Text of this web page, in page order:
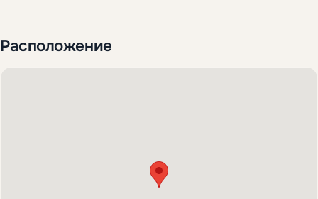
Расположение